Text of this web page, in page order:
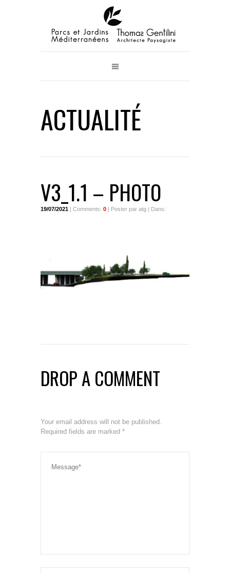
ACTUALITÉ
V3_1.1 – PHOTO
19/07/2021 | Comments: 0 | Poster par atg | Dans:
DROP A COMMENT
Your email address will not be published.
Required fields are marked *